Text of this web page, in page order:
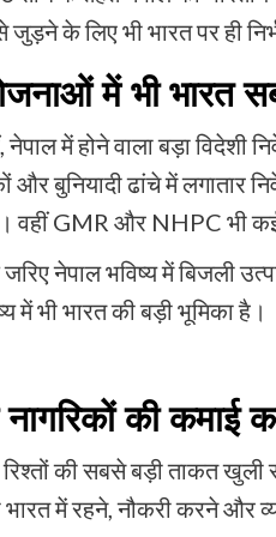
जुड़ने के लिए भी भारत पर ही
में भी भारत
नेपाल में होने वाला बड़ा
और बुनियादी ढांचे में लगातार
वहीं GMR और NHPC भी
नेपाल भविष्य में बिजली
में भी भारत की बड़ी भूमिका है।
की कमाई
की सबसे बड़ी ताकत
भारत में रहने, नौकरी करने और